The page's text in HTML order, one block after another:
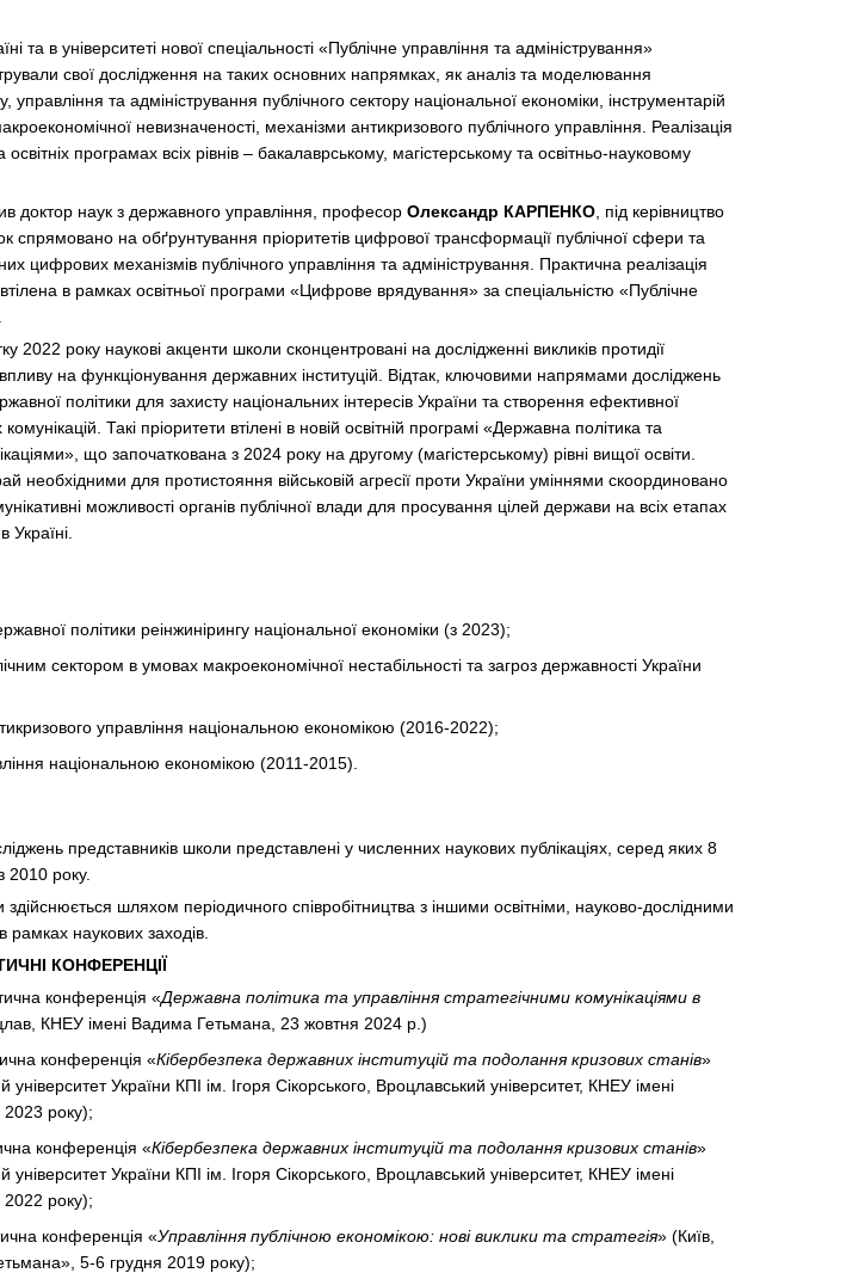
та в університеті нової спеціальності «Публічне управління та адміністрування»
свої дослідження на таких основних напрямках, як аналіз та моделювання
управління та адміністрування публічного сектору національної економіки, інструментарій
невизначеності, механізми антикризового публічного управління. Реалізація
програмах всіх рівнів – бакалаврському, магістерському та освітньо-науковому
доктор наук з державного управління, професор Олександр КАРПЕНКО , під керівництво
спрямовано на обґрунтування пріоритетів цифрової трансформації публічної сфери та
цифрових механізмів публічного управління та адміністрування. Практична реалізація
в рамках освітньої програми «Цифрове врядування» за спеціальністю «Публічне
2022 року наукові акценти школи сконцентровані на дослідженні викликів протидії
впливу на функціонування державних інституцій. Відтак, ключовими напрямами досліджень
політики для захисту національних інтересів України та створення ефективної
Такі пріоритети втілені в новій освітній програмі «Державна політика та
що започаткована з 2024 року на другому (магістерському) рівні вищої освіти.
необхідними для протистояння військовій агресії проти України уміннями скоординовано
можливості органів публічної влади для просування цілей держави на всіх етапах
політики реінжинірингу національної економіки (з 2023);
сектором в умовах макроекономічної нестабільності та загроз державності України
управління національною економікою (2016-2022);
національною економікою (2011-2015).
представників школи представлені у численних наукових публікаціях, серед яких 8
2010 року.
шляхом періодичного співробітництва з іншими освітніми, науково-дослідними
рамках наукових заходів.
КОНФЕРЕНЦІЇ
конференція «Державна політика та управління стратегічними комунікаціями в
КНЕУ імені Вадима Гетьмана, 23 жовтня 2024 р.)
конференція «Кібербезпека державних інституцій та подолання кризових станів»
університет України КПІ ім. Ігоря Сікорського, Вроцлавський університет, КНЕУ імені
року);
конференція «Кібербезпека державних інституцій та подолання кризових станів»
університет України КПІ ім. Ігоря Сікорського, Вроцлавський університет, КНЕУ імені
року);
конференція «Управління публічною економікою: нові виклики та стратегія» (Київ,
5-6 грудня 2019 року);